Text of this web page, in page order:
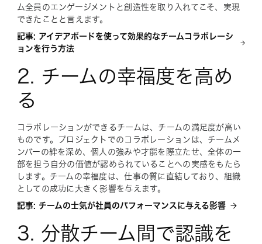
ム全員のエンゲージメントと創造性を取り入れてこそ、実現
できたことと言えます。
記事: アイデアボードを使って効果的なチームコラボレーシ
ョンを行う方法
2. チームの幸福度を高め
る
コラボレーションができるチームは、チームの満足度が高い
ものです。プロジェクトでのコラボレーションは、チームメ
ンバーの絆を深め、個人の強みや才能を際立たせ、全体の一
部を担う自分の価値が認められていることへの実感をもたら
します。チームの幸福度は、仕事の質に直結しており、組織
としての成功に大きく影響を与えます。
記事: チームの士気が社員のパフォーマンスに与える影響
3. 分散チーム間で認識を